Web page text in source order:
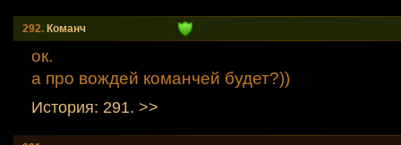
292. Команч
ок.
а про вождей команчей будет?))
История: 291. >>